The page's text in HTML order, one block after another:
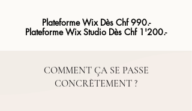
Plateforme Wix Dès Chf 990.-
Plateforme Wix Studio Dès Chf 1'200.-
COMMENT ÇA SE PASSE
CONCRÈTEMENT ?